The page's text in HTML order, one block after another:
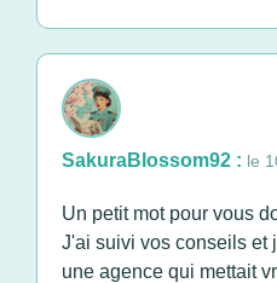
SakuraBlossom92 : le
Un petit mot pour vous
J'ai suivi vos conseils et
une agence qui mettait